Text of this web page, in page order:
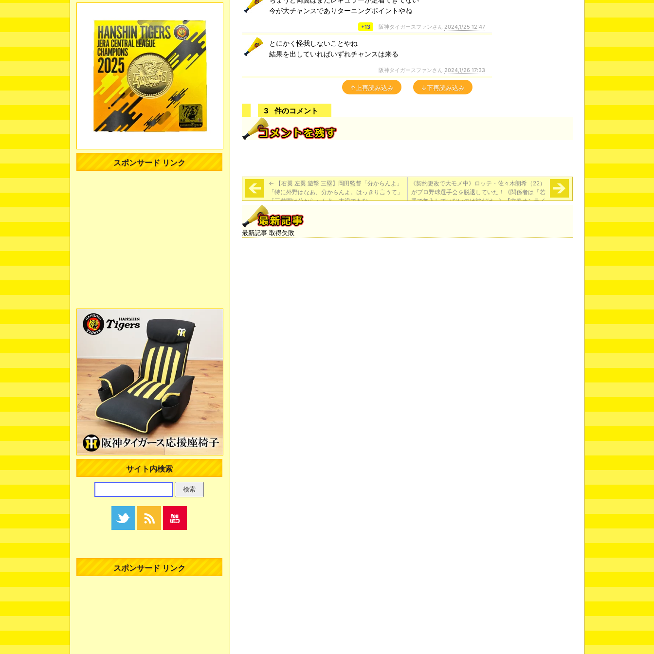
今が大チャンスでありターニングポイントやね
+13 阪神タイガースファンさん 2024,1/25 12:47
とにかく怪我しないことやね
結果を出していればいずれチャンスは来る
阪神タイガースファンさん 2024,1/26 17:33
↑上再読み込み ↓下再読み込み
3 件のコメント
← 【右翼 左翼 遊撃 三塁】岡田監督「分からんよ」
「特に外野はなあ、分からんよ。はっきり言うて」
「三遊間は分からへんよ。木浪でもな」
《契約更改で大モメ中》ロッテ・佐々木朗希（22）
がプロ野球選手会を脱退していた！《関係者は「若
手で加入していないのは彼だけ」》【文春オンライ
最新記事 取得失敗
スポンサード リンク
サイト内検索
スポンサード リンク